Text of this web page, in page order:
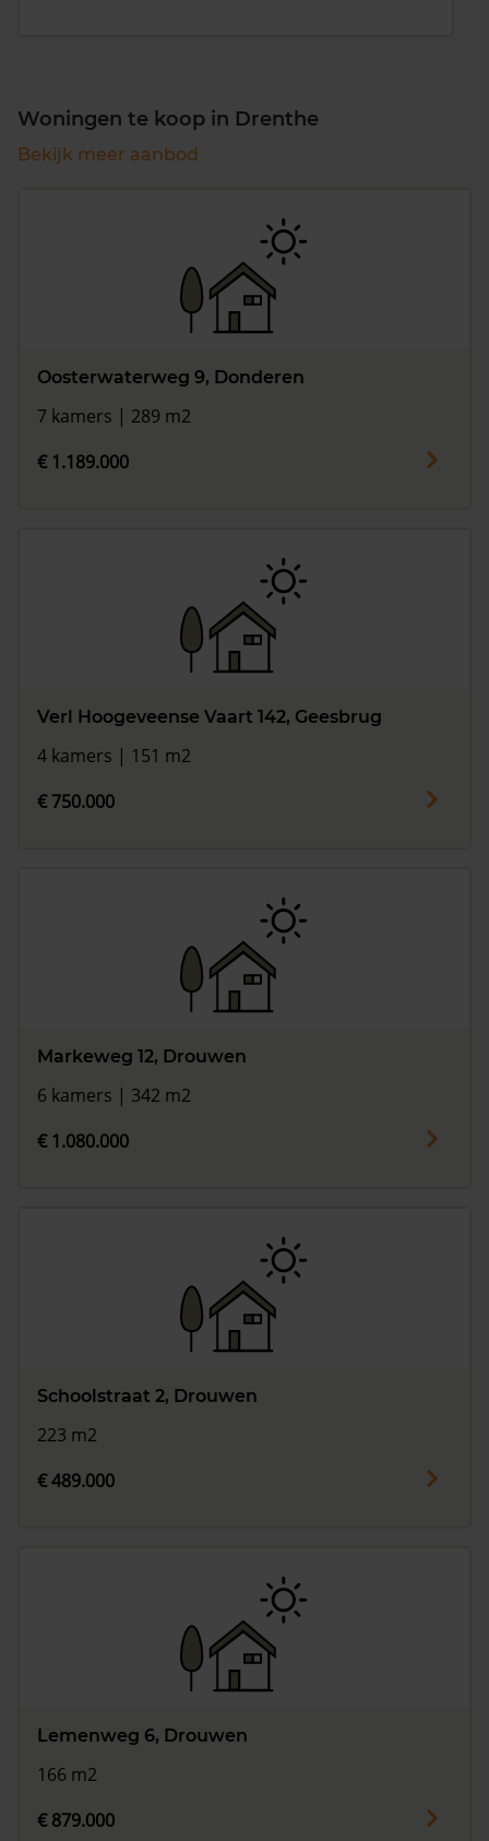
Woningen te koop in Drenthe
Bekijk meer aanbod
Oosterwaterweg 9, Donderen
7 kamers | 289 m2
€ 1.189.000
Verl Hoogeveense Vaart 142, Geesbrug
4 kamers | 151 m2
€ 750.000
Markeweg 12, Drouwen
6 kamers | 342 m2
€ 1.080.000
Schoolstraat 2, Drouwen
223 m2
€ 489.000
Lemenweg 6, Drouwen
166 m2
€ 879.000